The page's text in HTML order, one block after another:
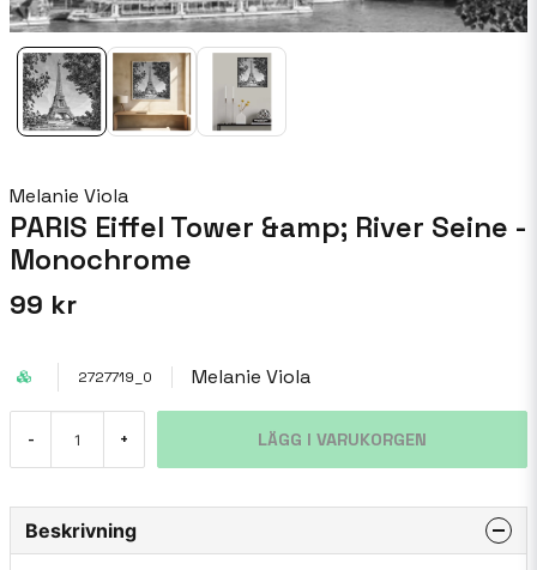
Melanie Viola
PARIS Eiffel Tower &amp; River Seine -
Monochrome
99 kr
2727719_0 Melanie Viola
- + LÄGG I VARUKORGEN
Beskrivning